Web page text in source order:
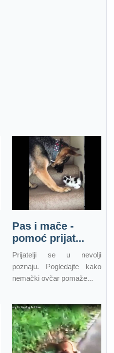
Pas i mače -
pomoć prijat...
Prijatelji se u nevolji
poznaju. Pogledajte kako
nemački ovčar pomaže...